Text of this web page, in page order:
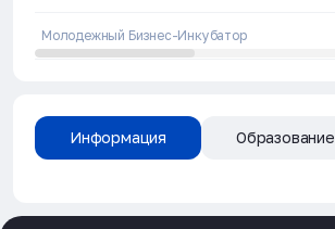
Молодежный Бизнес-Инкубатор
Информация Образование